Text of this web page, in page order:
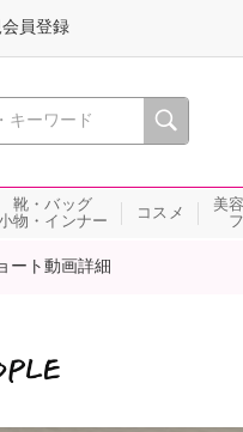
おどる、瞬間を。通販・テレ
員登録
靴・バッグ
物・インナー
コスメ
美
ート動画詳細